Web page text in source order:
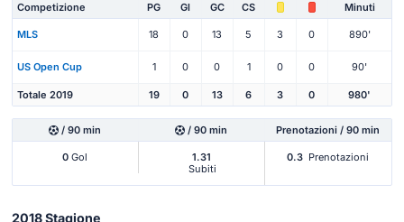
Competizione PG Gl GC CS Minuti
MLS 18 0 13 5 3 0 890'
US Open Cup 1 0 0 1 0 0 90'
Totale 2019 19 0 13 6 3 0 980'
/ 90 min / 90 min Prenotazioni / 90 min
0 Gol
1.31
Subiti
0.3 Prenotazioni
2018 Stagione